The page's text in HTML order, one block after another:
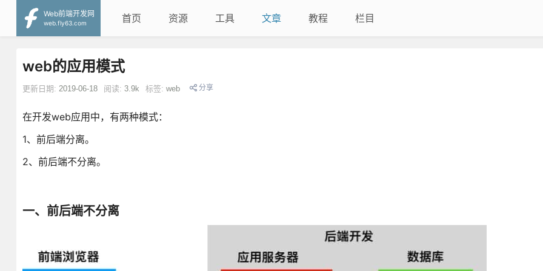
Web前端开发网
web.fly63.com
首页 资源 工具 文章 教程 栏目
web的应用模式
更新日期: 2019-06-18 阅读: 3.9k 标签: web 分享
在开发web应用中，有两种模式：
1、前后端分离。
2、前后端不分离。
一、前后端不分离